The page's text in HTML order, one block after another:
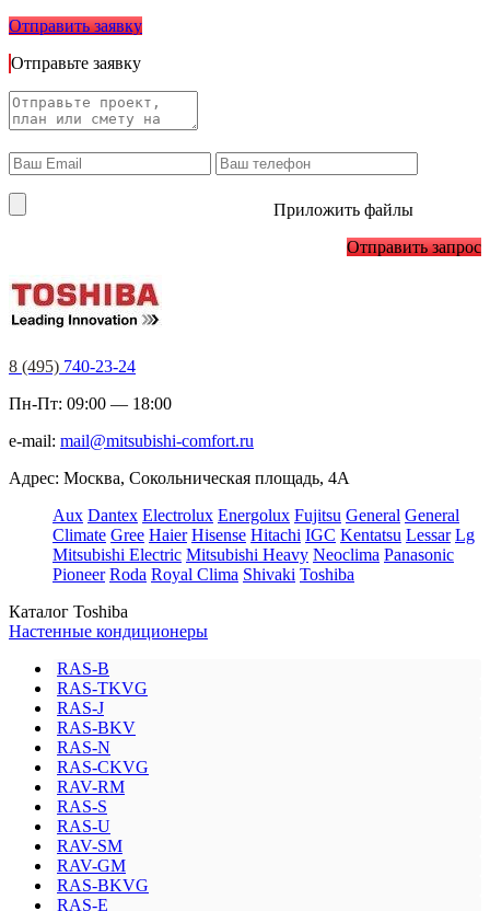
Отправить заявку
Отправьте заявку
Приложить файлы
Отправить запрос
8 (495) 740-23-24
Пн-Пт: 09:00 — 18:00
e-mail: mail@mitsubishi-comfort.ru
Адрес: Москва, Сокольническая площадь, 4А
Aux Dantex Electrolux Energolux Fujitsu General General
Climate Gree Haier Hisense Hitachi IGC Kentatsu Lessar Lg
Mitsubishi Electric Mitsubishi Heavy Neoclima Panasonic
Pioneer Roda Royal Clima Shivaki Toshiba
Каталог Toshiba
Настенные кондиционеры
RAS-B
RAS-TKVG
RAS-J
RAS-BKV
RAS-N
RAS-CKVG
RAV-RM
RAS-S
RAS-U
RAV-SM
RAV-GM
RAS-BKVG
RAS-E